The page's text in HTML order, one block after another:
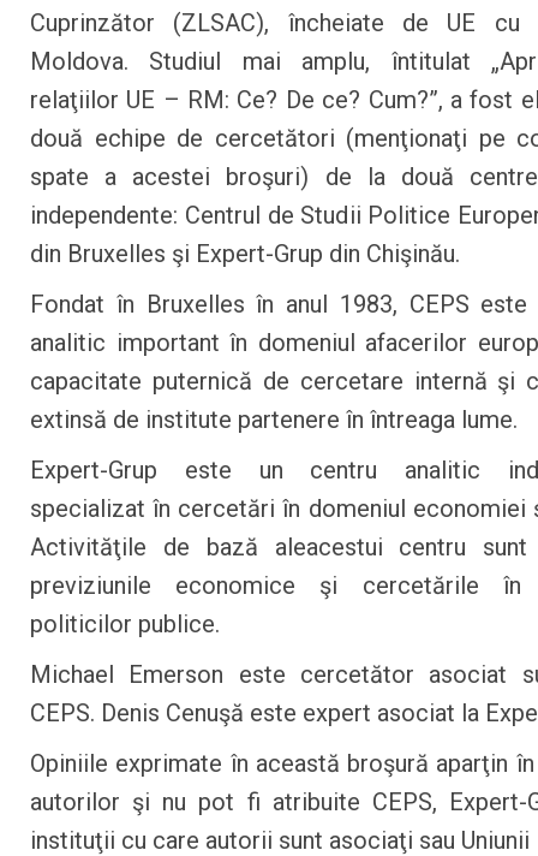
Cuprinzător (ZLSAC), încheiate de UE cu
Moldova. Studiul mai amplu, întitulat
relaţiilor UE – RM: Ce? De ce? Cum?”, a fost
două echipe de cercetători (menţionaţi pe
spate a acestei broşuri) de la două
independente: Centrul de Studii Politice
din Bruxelles şi Expert-Grup din Chişinău.
Fondat în Bruxelles în anul 1983, CEPS este
analitic important în domeniul afacerilor
capacitate puternică de cercetare internă şi
extinsă de institute partenere în întreaga lume.
Expert-Grup este un centru analitic
specializat în cercetări în domeniul economiei
Activităţile de bază aleacestui centru sunt
previziunile economice şi cercetările în
politicilor publice.
Michael Emerson este cercetător asociat
CEPS. Denis Cenuşă este expert asociat la
Opiniile exprimate în această broşură aparţin
autorilor şi nu pot fi atribuite CEPS, Expert-
instituţii cu care autorii sunt asociaţi sau Uniunii